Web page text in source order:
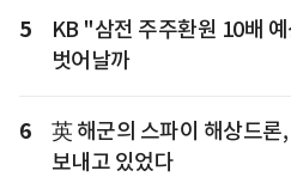
5
KB "삼전 주주환원 10배
벗어날까
6
英 해군의 스파이 해상드론
보내고 있었다